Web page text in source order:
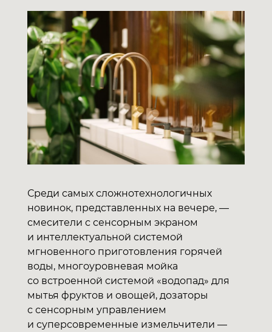
Среди самых сложнотехнологичных
новинок, представленных на вечере, —
смесители с сенсорным экраном
и интеллектуальной системой
мгновенного приготовления горячей
воды, многоуровневая мойка
со встроенной системой «водопад» для
мытья фруктов и овощей, дозаторы
с сенсорным управлением
и суперсовременные измельчители —